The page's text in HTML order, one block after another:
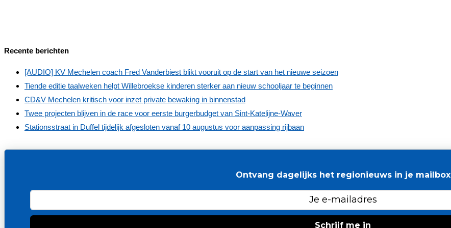
Recente berichten
[AUDIO] KV Mechelen coach Fred Vanderbiest blikt vooruit op de start van het nieuwe seizoen
Tiende editie taalweken helpt Willebroekse kinderen sterker aan nieuw schooljaar te beginnen
CD&V Mechelen kritisch voor inzet private bewaking in binnenstad
Twee projecten blijven in de race voor eerste burgerbudget van Sint-Katelijne-Waver
Stationsstraat in Duffel tijdelijk afgesloten vanaf 10 augustus voor aanpassing rijbaan
Ontvang dagelijks het regionieuws in je mailbox
Schrijf me in